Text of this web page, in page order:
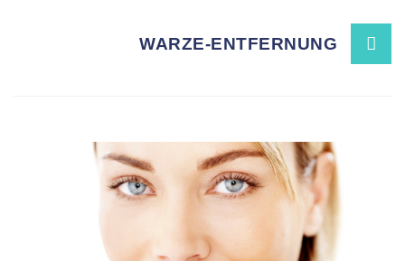
navigationWARZE-ENTFERNUNG